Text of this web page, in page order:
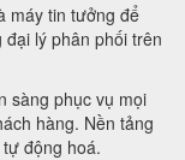
máy tin tưởng để
lý phân phối trên
sàng phục vụ mọi
hàng. Nền tảng
động hoá.